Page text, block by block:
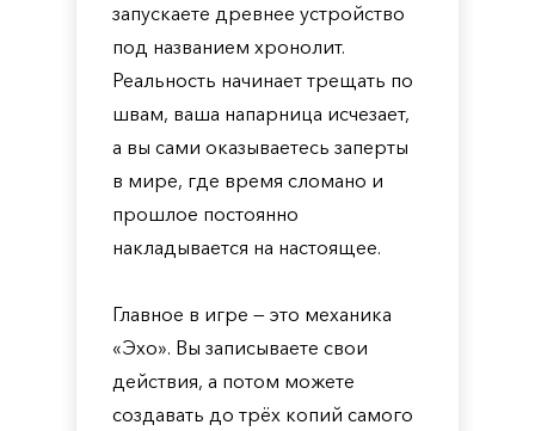
запускаете древнее устройство
под названием хронолит.
Реальность начинает трещать по
швам, ваша напарница исчезает,
а вы сами оказываетесь заперты
в мире, где время сломано и
прошлое постоянно
накладывается на настоящее.
Главное в игре — это механика
«Эхо». Вы записываете свои
действия, а потом можете
создавать до трёх копий самого